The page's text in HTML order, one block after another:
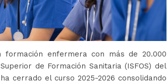
formación enfermera con más de 20.000
de Formación Sanitaria (ISFOS) del
cerrado el curso 2025-2026 consolidando